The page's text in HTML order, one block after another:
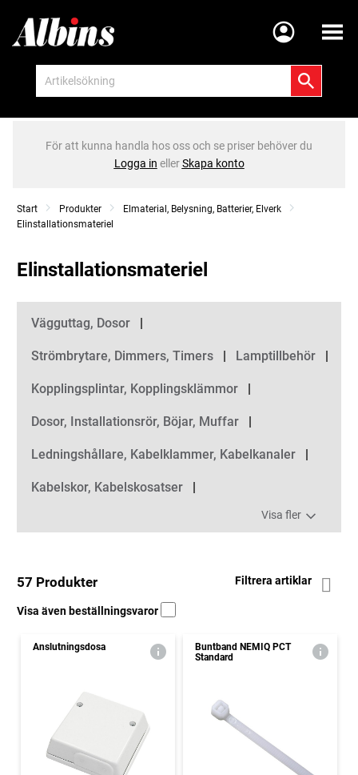
Meny
För att kunna handla hos oss och se priser behöver du
Logga in ellerSkapa konto
Start Produkter
Elmaterial, Belysning, Batterier, Elverk
Elinstallationsmateriel
Elinstallationsmateriel
Kategorier
Vägguttag, Dosor
Strömbrytare, Dimmers, Timers Lamptillbehör
Kopplingsplintar, Kopplingsklämmor
Dosor, Installationsrör, Böjar, Muffar
Ledningshållare, Kabelklammer, Kabelkanaler
Kabelskor, Kabelskosatser
Visa fler
57 Produkter Filtrera artiklar
Visa även beställningsvaror
Anslutningsdosa
Buntband NEMIQ PCT
Standard